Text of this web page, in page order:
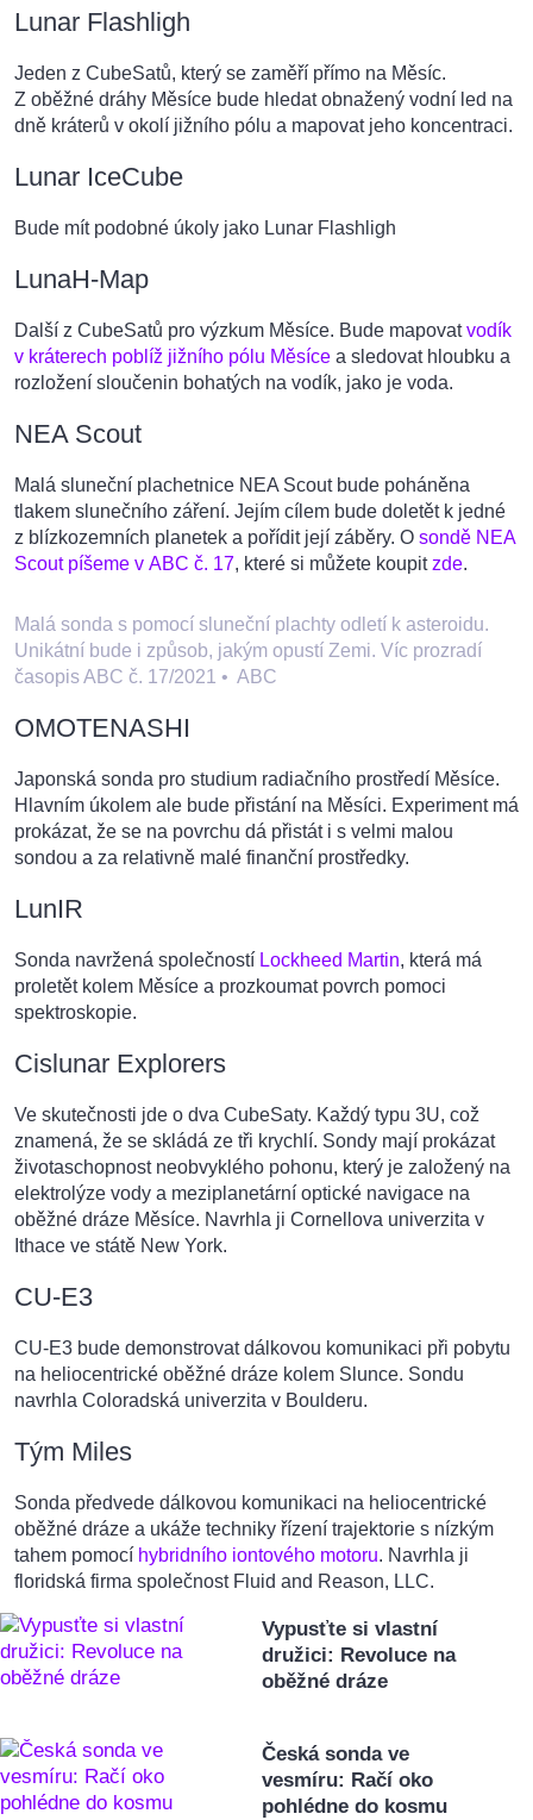
Lunar Flashligh
Jeden z CubeSatů, který se zaměří přímo na Měsíc.
Z oběžné dráhy Měsíce bude hledat obnažený vodní led na
dně kráterů v okolí jižního pólu a mapovat jeho koncentraci.
Lunar IceCube
Bude mít podobné úkoly jako Lunar Flashligh
LunaH-Map
Další z CubeSatů pro výzkum Měsíce. Bude mapovatvodík
v kráterech poblíž jižního pólu Měsíce a sledovat hloubku a
rozložení sloučenin bohatých na vodík, jako je voda.
NEA Scout
Malá sluneční plachetnice NEA Scout bude poháněna
tlakem slunečního záření. Jejím cílem bude doletět k jedné
z blízkozemních planetek a pořídit její záběry. O sondě NEA
Scout píšeme v ABC č. 17, které si můžete koupitzde.
Malá sonda s pomocí sluneční plachty odletí k asteroidu.
Unikátní bude i způsob, jakým opustí Zemi. Víc prozradí
časopis ABC č. 17/2021 • ABC
OMOTENASHI
Japonská sonda pro studium radiačního prostředí Měsíce.
Hlavním úkolem ale bude přistání na Měsíci. Experiment má
prokázat, že se na povrchu dá přistát i s velmi malou
sondou a za relativně malé finanční prostředky.
LunIR
Sonda navržená společností Lockheed Martin, která má
proletět kolem Měsíce a prozkoumat povrch pomoci
spektroskopie.
Cislunar Explorers
Ve skutečnosti jde o dva CubeSaty. Každý typu 3U, což
znamená, že se skládá ze tři krychlí. Sondy mají prokázat
životaschopnost neobvyklého pohonu, který je založený na
elektrolýze vody a meziplanetární optické navigace na
oběžné dráze Měsíce. Navrhla ji Cornellova univerzita v
Ithace ve státě New York.
CU-E3
CU-E3 bude demonstrovat dálkovou komunikaci při pobytu
na heliocentrické oběžné dráze kolem Slunce. Sondu
navrhla Coloradská univerzita v Boulderu.
Tým Miles
Sonda předvede dálkovou komunikaci na heliocentrické
oběžné dráze a ukáže techniky řízení trajektorie s nízkým
tahem pomocí hybridního iontového motoru. Navrhla ji
floridská firma společnost Fluid and Reason, LLC.
Vypusťte si vlastní
družici: Revoluce na
oběžné dráze
Česká sonda ve
vesmíru: Račí oko
pohlédne do kosmu